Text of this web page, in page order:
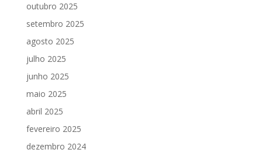
outubro 2025
setembro 2025
agosto 2025
julho 2025
junho 2025
maio 2025
abril 2025
fevereiro 2025
dezembro 2024